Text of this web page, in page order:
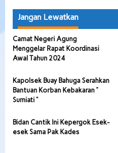
Jangan Lewatkan
Camat Negeri Agung
Menggelar Rapat Koordinasi
Awal Tahun 2024
Kapolsek Buay Bahuga Serahkan
Bantuan Korban Kebakaran ”
Sumiati “
Bidan Cantik Ini Kepergok Esek-
esek Sama Pak Kades